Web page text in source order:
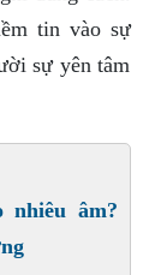
tin vào sự
sự yên tâm
nhiêu âm?